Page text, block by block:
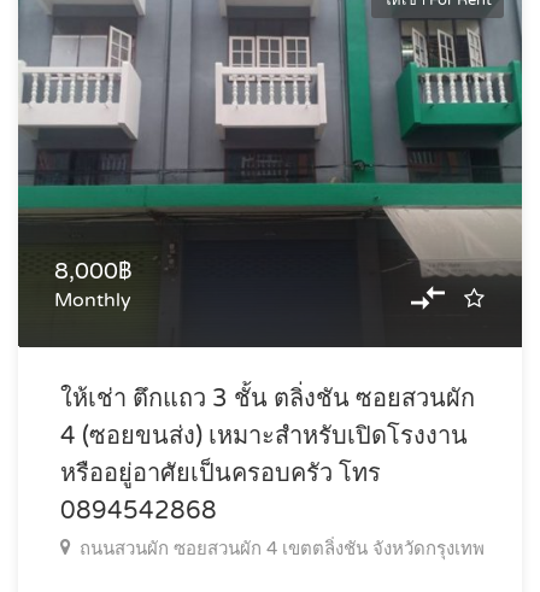
8,000฿
Monthly
ให้เช่า ตึกแถว 3 ชั้น ตลิ่งชัน ซอยสวนผัก
4 (ซอยขนส่ง) เหมาะสำหรับเปิดโรงงาน
หรืออยู่อาศัยเป็นครอบครัว โทร
0894542868
ถนนสวนผัก ซอยสวนผัก 4 เขตตลิ่งชัน จังหวัดกรุงเทพ